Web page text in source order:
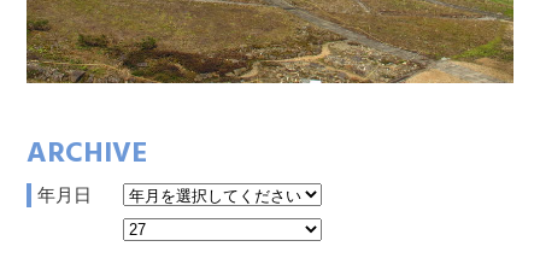
ARCHIVE
年月日